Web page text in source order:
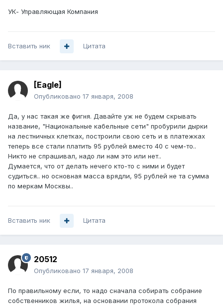
УК- Управляющая Компания
Вставить ник Цитата
[Eagle]
Опубликовано 17 января, 2008
Да, у нас такая же фигня. Давайте уж не будем скрывать
название, "Национальные кабельные сети" пробурили дырки
на лестничных клетках, построили свою сеть и в платежках
теперь все стали платить 95 рублей вместо 40 с чем-то..
Никто не спрашивал, надо ли нам это или нет..
Думается, что от делать нечего кто-то с ними и будет
судиться.. но основная масса врядли, 95 рублей не та сумма
по меркам Москвы..
Вставить ник Цитата
20512
Опубликовано 17 января, 2008
По правильному если, то надо сначала собирать собрание
собственников жилья, на основании протокола собрания